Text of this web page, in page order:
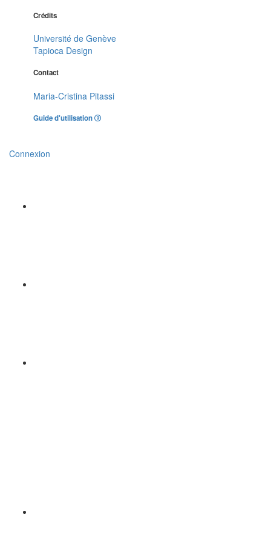
Crédits
Université de Genève
Tapioca Design
Contact
Maria-Cristina Pitassi
Guide d'utilisation
Connexion